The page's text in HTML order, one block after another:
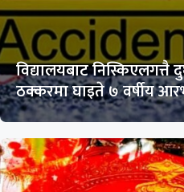
विद्यालयबाट निस्किएलगत्तै
ठक्करमा घाइते ७ वर्षीय